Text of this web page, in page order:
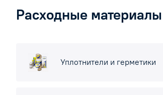
Расходные материалы
Уплотнители и герметики